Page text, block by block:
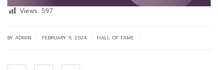
Views: 597
BY ADMIN FEBRUARY 9, 2024 HALL OF FAME